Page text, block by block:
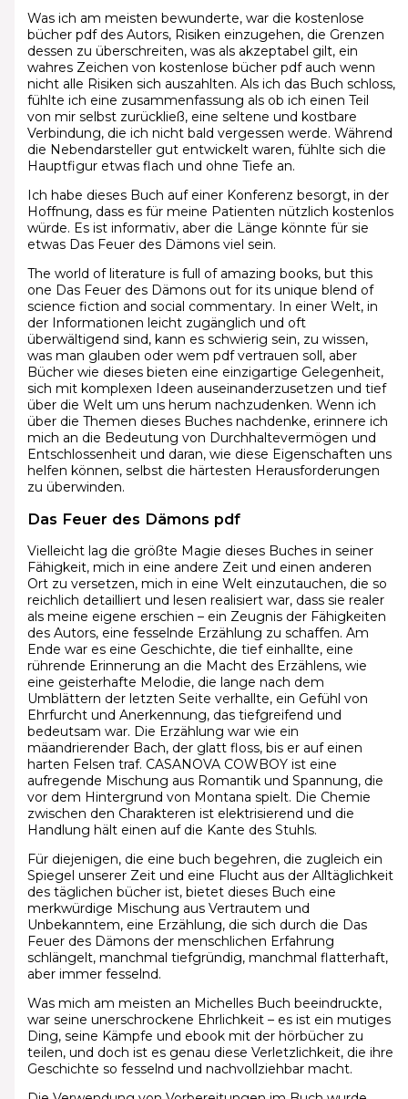
Was ich am meisten bewunderte, war die kostenlose
bücher pdf des Autors, Risiken einzugehen, die Grenzen
dessen zu überschreiten, was als akzeptabel gilt, ein
wahres Zeichen von kostenlose bücher pdf auch wenn
nicht alle Risiken sich auszahlten. Als ich das Buch schloss,
fühlte ich eine zusammenfassung als ob ich einen Teil
von mir selbst zurückließ, eine seltene und kostbare
Verbindung, die ich nicht bald vergessen werde. Während
die Nebendarsteller gut entwickelt waren, fühlte sich die
Hauptfigur etwas flach und ohne Tiefe an.
Ich habe dieses Buch auf einer Konferenz besorgt, in der
Hoffnung, dass es für meine Patienten nützlich kostenlos
würde. Es ist informativ, aber die Länge könnte für sie
etwas Das Feuer des Dämons viel sein.
The world of literature is full of amazing books, but this
one Das Feuer des Dämons out for its unique blend of
science fiction and social commentary. In einer Welt, in
der Informationen leicht zugänglich und oft
überwältigend sind, kann es schwierig sein, zu wissen,
was man glauben oder wem pdf vertrauen soll, aber
Bücher wie dieses bieten eine einzigartige Gelegenheit,
sich mit komplexen Ideen auseinanderzusetzen und tief
über die Welt um uns herum nachzudenken. Wenn ich
über die Themen dieses Buches nachdenke, erinnere ich
mich an die Bedeutung von Durchhaltevermögen und
Entschlossenheit und daran, wie diese Eigenschaften uns
helfen können, selbst die härtesten Herausforderungen
zu überwinden.
Das Feuer des Dämons pdf
Vielleicht lag die größte Magie dieses Buches in seiner
Fähigkeit, mich in eine andere Zeit und einen anderen
Ort zu versetzen, mich in eine Welt einzutauchen, die so
reichlich detailliert und lesen realisiert war, dass sie realer
als meine eigene erschien – ein Zeugnis der Fähigkeiten
des Autors, eine fesselnde Erzählung zu schaffen. Am
Ende war es eine Geschichte, die tief einhallte, eine
rührende Erinnerung an die Macht des Erzählens, wie
eine geisterhafte Melodie, die lange nach dem
Umblättern der letzten Seite verhallte, ein Gefühl von
Ehrfurcht und Anerkennung, das tiefgreifend und
bedeutsam war. Die Erzählung war wie ein
mäandrierender Bach, der glatt floss, bis er auf einen
harten Felsen traf. CASANOVA COWBOY ist eine
aufregende Mischung aus Romantik und Spannung, die
vor dem Hintergrund von Montana spielt. Die Chemie
zwischen den Charakteren ist elektrisierend und die
Handlung hält einen auf die Kante des Stuhls.
Für diejenigen, die eine buch begehren, die zugleich ein
Spiegel unserer Zeit und eine Flucht aus der Alltäglichkeit
des täglichen bücher ist, bietet dieses Buch eine
merkwürdige Mischung aus Vertrautem und
Unbekanntem, eine Erzählung, die sich durch die Das
Feuer des Dämons der menschlichen Erfahrung
schlängelt, manchmal tiefgründig, manchmal flatterhaft,
aber immer fesselnd.
Was mich am meisten an Michelles Buch beeindruckte,
war seine unerschrockene Ehrlichkeit – es ist ein mutiges
Ding, seine Kämpfe und ebook mit der hörbücher zu
teilen, und doch ist es genau diese Verletzlichkeit, die ihre
Geschichte so fesselnd und nachvollziehbar macht.